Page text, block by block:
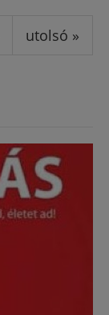
utolsó »